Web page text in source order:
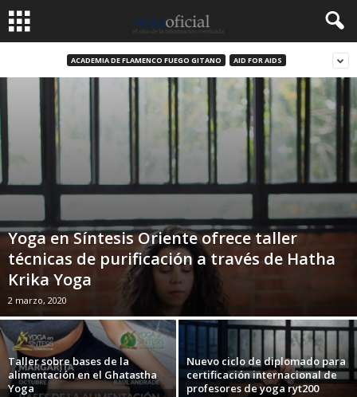
ACADEMIA DE FLAMENCO FUEGO GITANO AID FOR AIDS
Yoga en Síntesis Oriente ofrece taller
técnicas de purificación a través de Hatha
Krika Yoga
2 marzo, 2020
Taller sobre bases de la
alimentación en el Ghatastha
Yoga
Nuevo ciclo de diplomado para
certificación internacional de
profesores de yoga ryt200